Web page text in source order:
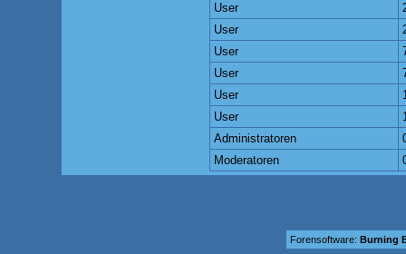
User
User
User
User
User
User
Administratoren
Moderatoren
Forensoftware: Burning